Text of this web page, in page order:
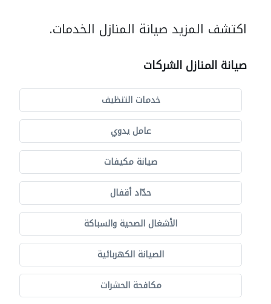
اكتشف المزيد صيانة المنازل الخدمات.
صيانة المنازل الشركات
خدمات التنظيف
عامل يدوي
صيانة مكيفات
حدّاد أقفال
الأشغال الصحية والسباكة
الصيانة الكهربائية
مكافحة الحشرات